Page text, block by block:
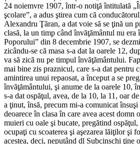
24 noiemvre 1907, într-o notiţă întitulată
şcolare”, a adus ştirea cum că
Alexandru Ţăran, a dat voie să se ţină un
clasă, la un timp când învăţământul nu era
Poporului” din 8 decembrie 1907, se
zicându-se că masa s-a dat la oarele 12,
va să zică nu pe timpul învăţământului.
mai bine zis praznicul, care s-a dat pentru
amintirea unui repaosat, a început a se
învăţământului, şi anume de la oarele 10,
s-a dat ospăţul, avea, de la 10, la 11, oar
a ţinut, însă, precum mi-a comunicat
deoarece în clasa în care avea acest domn
muieri cu oale şi bucate, pregătind
ocupaţi cu scoaterea şi aşezarea lăiţilor şi
acestea, deci, neputând dl Subcinschi ţine